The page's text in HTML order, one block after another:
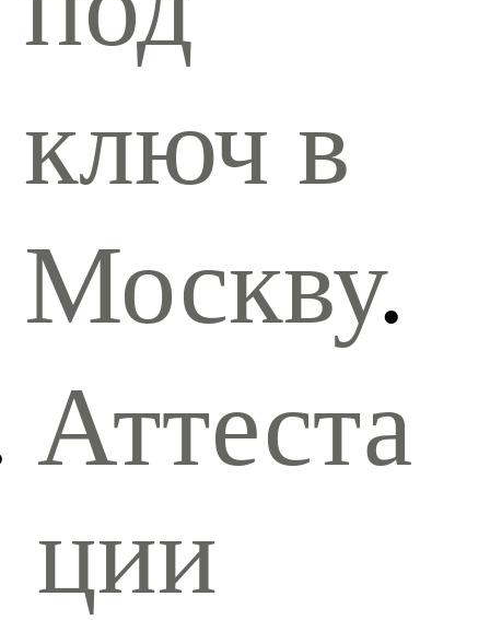
ключ в
Москву.
Аттеста
ции